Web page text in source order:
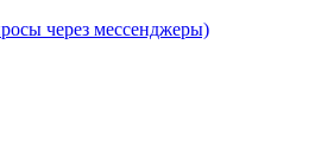
через мессенджеры)